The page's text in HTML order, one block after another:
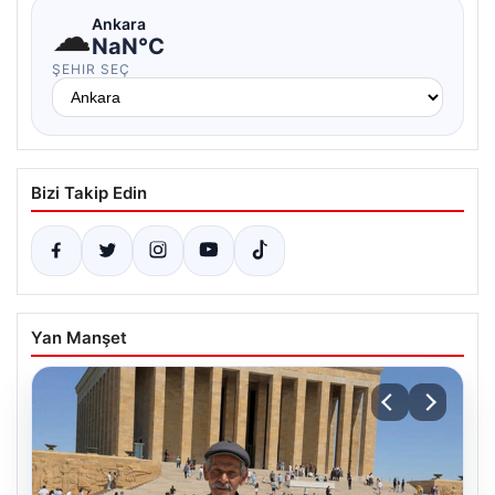
☁Ankara
NaN°C
ŞEHIR SEÇ
Bizi Takip Edin
Yan Manşet